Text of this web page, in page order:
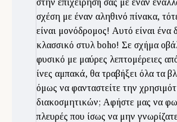
στην επιχείρησή σας με έναν
σχέση με έναν αληθινό πίνακα,
είναι μονόδρομος! Αυτό είναι ένα
κλασσικό στυλ boho! Σε σχήμα
φυσικό με μαύρες λεπτομέρειες
ίνες αμπακά, θα τραβήξει όλα τα
όμως να φανταστείτε την
διακοσμητικών; Αφήστε μας να
πλευρές που ίσως να μην